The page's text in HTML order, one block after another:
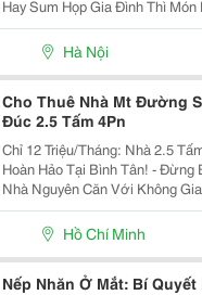
Hay Sum Họp Gia Đình Thì
Chọn Hoàn Hảo. Tại Hà Nội Có
Nhưng Để Tìm Được Quán
Trưng Của...
Hà Nội
Cho Thuê Nhà Mt Đường
Đúc 2.5 Tấm 4Pn
Chỉ 12 Triệu/Tháng: Nhà 2.5
Hoàn Hảo Tại Bình Tân! - Đừng Bỏ Lỡ: Cơ Hội Thuê Căn
Nhà Nguyên Căn Với Không
Thuê Cực Kỳ Hợp Lý! - Vị Trí "1 Bước Đến Ngàn Tiện
Ích Kết Nối Mọi Thứ Chỉ Trong
Hồ Chí Minh
Nếp Nhăn Ở Mắt: Bí